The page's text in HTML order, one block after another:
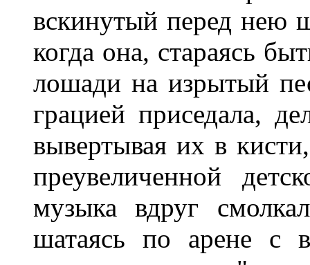
вскинутый перед нею
когда она, стараясь
лошади на изрытый
грацией приседала,
вывертывая их в
преувеличенной
музыка вдруг
шатаясь по арене с